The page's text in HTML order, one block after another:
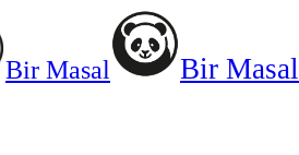
Bir Masal Bir Masal